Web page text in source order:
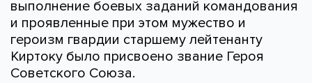
выполнение боевых заданий командования
и проявленные при этом мужество и
героизм гвардии старшему лейтенанту
Киртоку было присвоено звание Героя
Советского Союза.